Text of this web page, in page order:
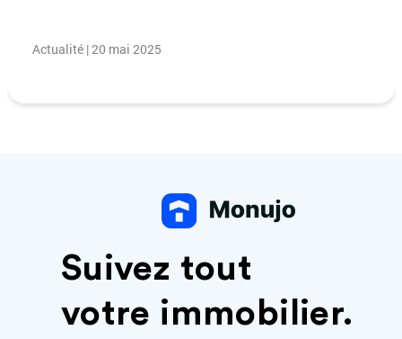
Actualité | 20 mai 2025
Suivez tout
votre immobilier.